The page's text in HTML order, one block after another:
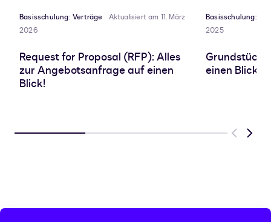
Basisschulung: Verträge
Aktualisiert am 11. März
2026
Request for Proposal (RFP): Alles
zur Angebotsanfrage auf einen
Blick!
Basisschulung:
2025
einen Blick!
Previous
Next